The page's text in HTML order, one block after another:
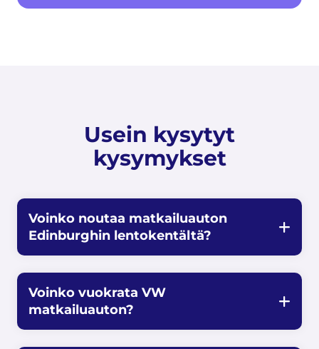
Usein kysytyt
kysymykset
Voinko noutaa matkailuauton
Edinburghin lentokentältä?
Voinko vuokrata VW
matkailuauton?